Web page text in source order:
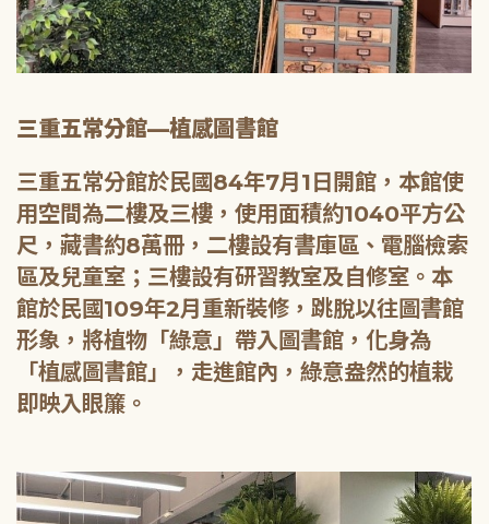
三重五常分館—植感圖書館
三重五常分館於民國84年7月1日開館，本館使
用空間為二樓及三樓，使用面積約1040平方公
尺，藏書約8萬冊，二樓設有書庫區、電腦檢索
區及兒童室；三樓設有研習教室及自修室。本
館於民國109年2月重新裝修，跳脫以往圖書館
形象，將植物「綠意」帶入圖書館，化身為
「植感圖書館」，走進館內，綠意盎然的植栽
即映入眼簾。